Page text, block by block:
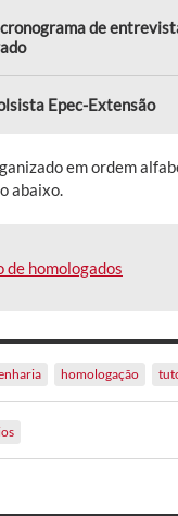
de
Epec-Extensão
em ordem
abaixo.
de homologados
homologação